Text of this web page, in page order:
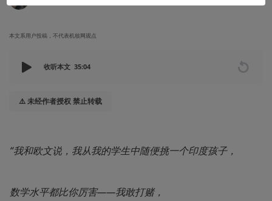
本文系用户投稿，不代表机核网观点
收听本文 35:04
⚠️ 未经作者授权 禁止转载
“我和欧文说，我从我的学生中随便挑一个印度孩子，
数学水平都比你厉害——我敢打赌，